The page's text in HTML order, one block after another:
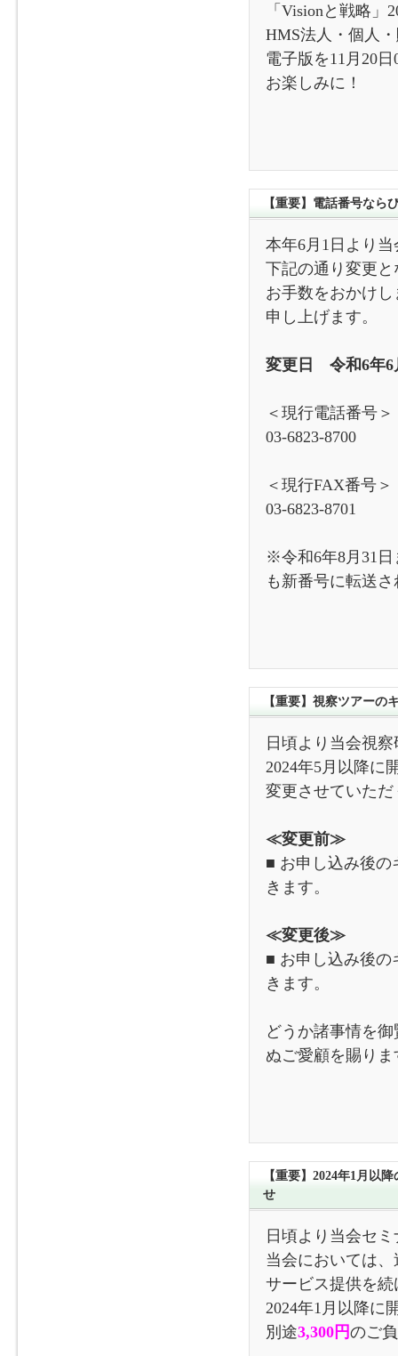
「Visionと戦略」
HMS法人・個人
電子版を11月20
お楽しみに！
【重要】電話番号なら
本年6月1日より
下記の通り変更
お手数をおかけ
申し上げます。
変更日 令和6年6
＜現行電話番
03-6823-
＜現行FAX番
03-6823-
※令和6年8月31
も新番号に転送
【重要】視察ツアーの
日頃より当会視
2024年5月以降に
変更させていた
≪変更前≫
■ お申し込み後の
きます。
≪変更後≫
■ お申し込み後の
きます。
どうか諸事情を
ぬご愛顧を賜り
【重要】2024年1月以
せ
日頃より当会セ
当会においては
サービス提供を
2024年1月以降に
別途3,300円のご